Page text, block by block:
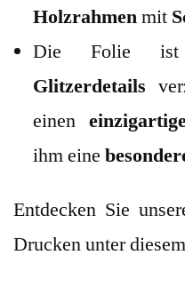
Holzrahmenmit
Die Folie ist
Glitzerdetails
einen
ihm eine
Entdecken Sie
Drucken unter